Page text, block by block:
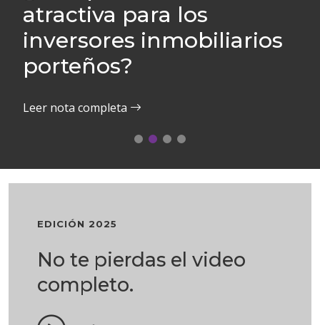
atractiva para los
inversores inmobiliarios
porteños?
Leer nota completa
EDICIÓN 2025
No te pierdas el video
completo.